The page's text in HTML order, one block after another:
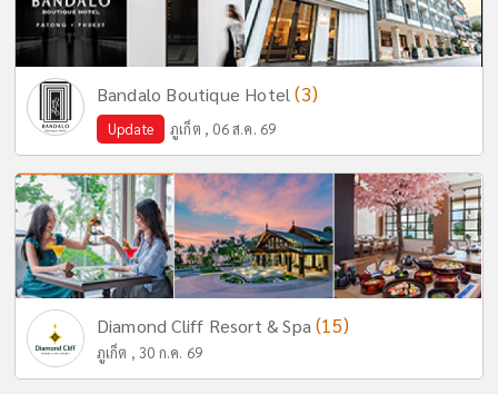
Bandalo Boutique Hotel(3)
Update ภูเก็ต , 06 ส.ค. 69
Diamond Cliff Resort & Spa(15)
ภูเก็ต , 30 ก.ค. 69